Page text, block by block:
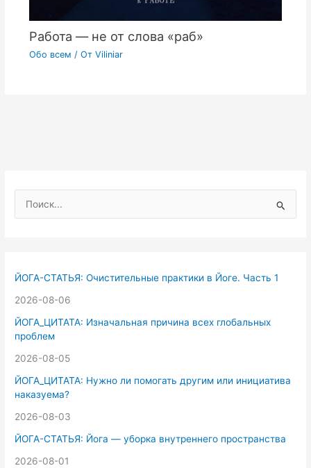
Работа — не от слова «раб»
Обо всем / От Viliniar
о
к
ЙОГА-СТАТЬЯ: Очистительные практики в Йоге. Часть 1
2026-08-06
ЙОГА_ЦИТАТА: Изначальная причина всех глобальных
проблем
2026-08-05
ЙОГА_ЦИТАТА: Нужно ли помогать другим или инициатива
наказуема?
2026-08-03
ЙОГА-СТАТЬЯ: Йога — уборка внутреннего пространства
2026-08-01